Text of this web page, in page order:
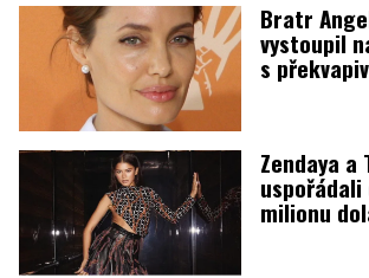
Bratr
vystoupil
s
Zendaya a
uspořádali
milionu